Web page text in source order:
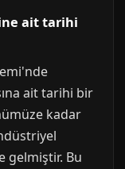
ait tarihi
ait tarihi bir
kadar
gelmiştir. Bu